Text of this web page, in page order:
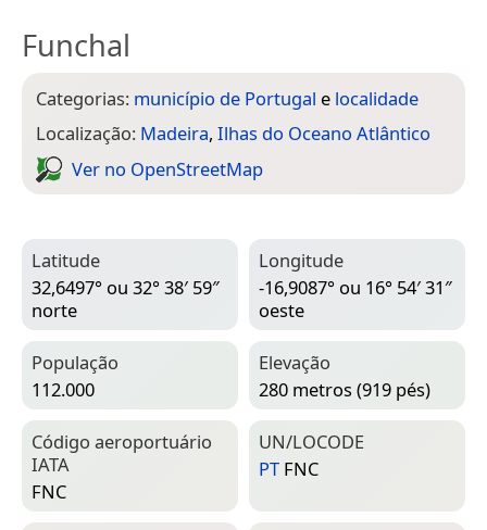
Funchal
Categorias: município de Portugal e localidade
Localização: Madeira, Ilhas do Oceano Atlântico
Ver no Open­Street­Map
Latitude
32,6497° ou 32° 38′ 59″
norte
Longitude
-16,9087° ou 16° 54′ 31″
oeste
População
112.000
Elevação
280 metros (919 pés)
Código aeroportuário
IATA
FNC
UN/LOCODE
PT FNC